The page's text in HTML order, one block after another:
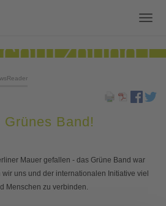
Band!
Mauer gefallen - das Grüne Band war
uns und der internationalen Initiative viel
Menschen zu verbinden.